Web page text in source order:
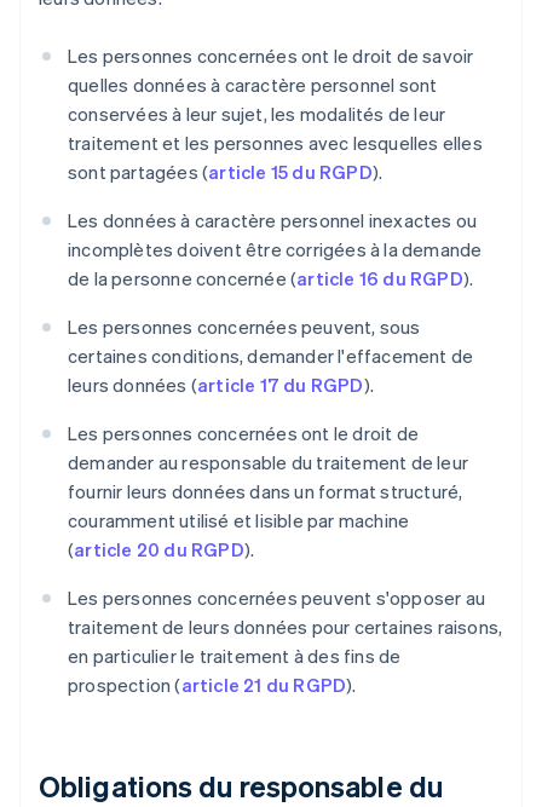
Les personnes concernées ont le droit de savoir
quelles données à caractère personnel sont
conservées à leur sujet, les modalités de leur
traitement et les personnes avec lesquelles elles
sont partagées (article 15 du RGPD).
Les données à caractère personnel inexactes ou
incomplètes doivent être corrigées à la demande
de la personne concernée (article 16 du RGPD).
Les personnes concernées peuvent, sous
certaines conditions, demander l'effacement de
leurs données (article 17 du RGPD).
Les personnes concernées ont le droit de
demander au responsable du traitement de leur
fournir leurs données dans un format structuré,
couramment utilisé et lisible par machine
(article 20 du RGPD).
Les personnes concernées peuvent s'opposer au
traitement de leurs données pour certaines raisons,
en particulier le traitement à des fins de
prospection (article 21 du RGPD).
Obligations du responsable du